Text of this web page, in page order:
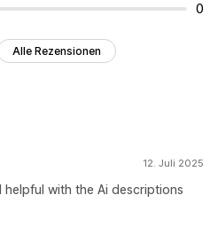
0
Alle Rezensionen
12. Juli 2025
helpful with the Ai descriptions